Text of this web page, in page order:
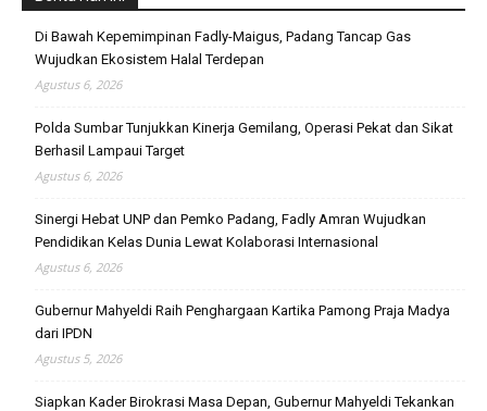
Di Bawah Kepemimpinan Fadly-Maigus, Padang Tancap Gas
Wujudkan Ekosistem Halal Terdepan
Agustus 6, 2026
Polda Sumbar Tunjukkan Kinerja Gemilang, Operasi Pekat dan Sikat
Berhasil Lampaui Target
Agustus 6, 2026
Sinergi Hebat UNP dan Pemko Padang, Fadly Amran Wujudkan
Pendidikan Kelas Dunia Lewat Kolaborasi Internasional
Agustus 6, 2026
Gubernur Mahyeldi Raih Penghargaan Kartika Pamong Praja Madya
dari IPDN
Agustus 5, 2026
Siapkan Kader Birokrasi Masa Depan, Gubernur Mahyeldi Tekankan